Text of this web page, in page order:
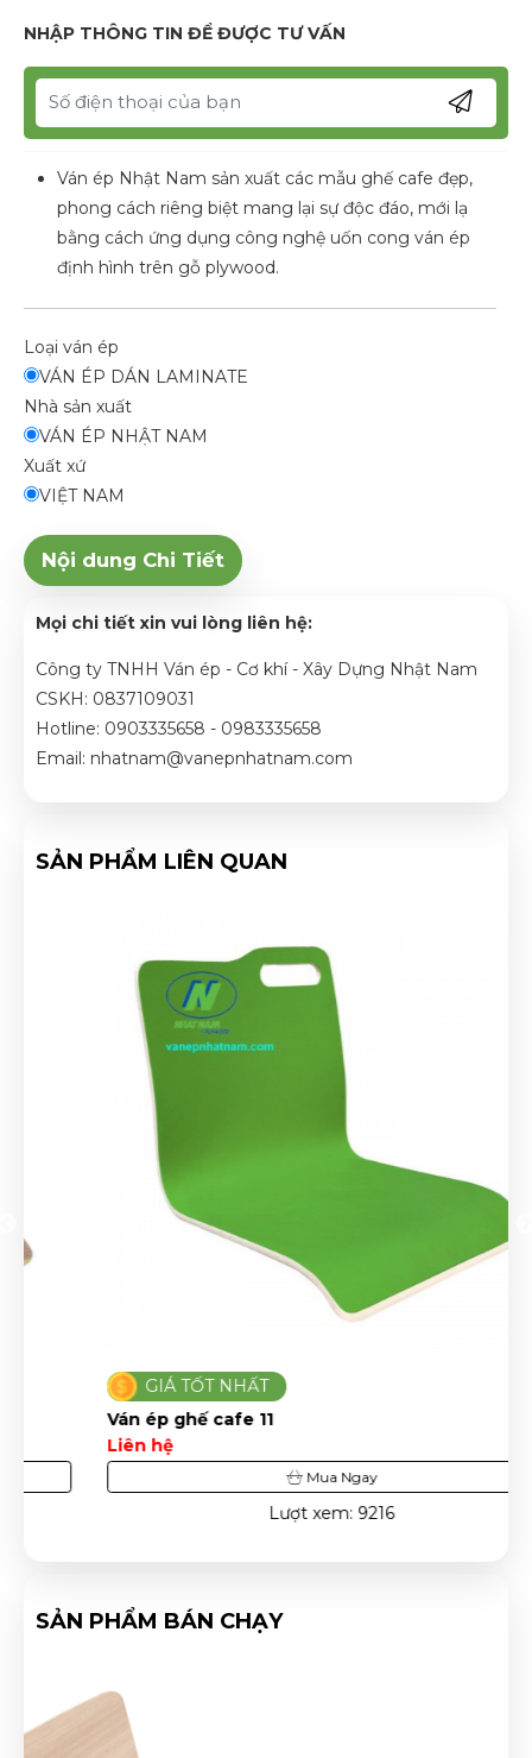
NHẬP THÔNG TIN ĐỂ ĐƯỢC TƯ VẤN
Ván ép Nhật Nam sản xuất các mẫu ghế cafe đẹp,
phong cách riêng biệt mang lại sự độc đáo, mới lạ
bằng cách ứng dụng công nghệ uốn cong ván ép
định hình trên gỗ plywood.
Loại ván ép
VÁN ÉP DÁN LAMINATE
Nhà sản xuất
VÁN ÉP NHẬT NAM
Xuất xứ
VIỆT NAM
Nội dung Chi Tiết
Mọi chi tiết xin vui lòng liên hệ:
Công ty TNHH Ván ép - Cơ khí - Xây Dựng Nhật Nam
CSKH: 0837109031
Hotline: 0903335658 - 0983335658
Email: nhatnam@vanepnhatnam.com
SẢN PHẨM LIÊN QUAN
GIÁ TỐT NHẤT
Ván ép ghế cafe 11
Mua Ngay
Lượt xem: 9216
SẢN PHẨM BÁN CHẠY